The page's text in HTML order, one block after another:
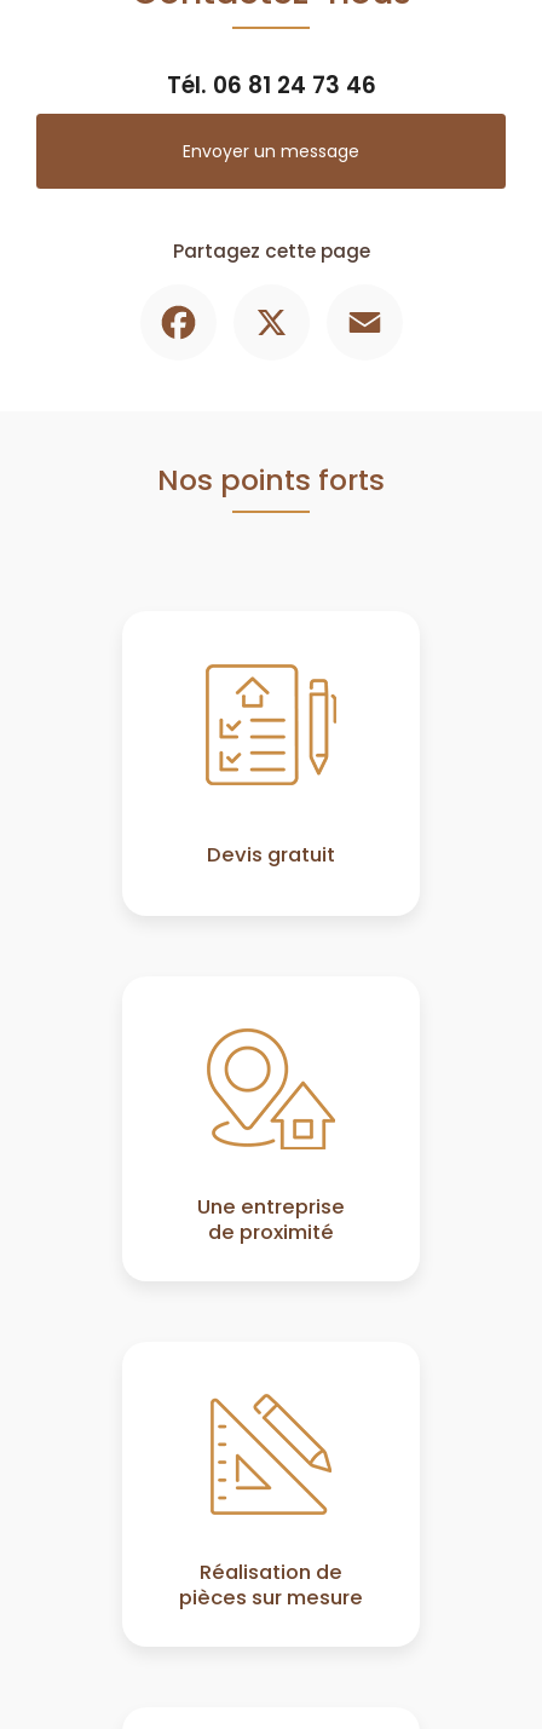
Tél. 06 81 24 73 46
Envoyer un message
Partagez cette page
Nos points forts
Devis gratuit
Une entreprise
de proximité
Réalisation de
pièces sur mesure